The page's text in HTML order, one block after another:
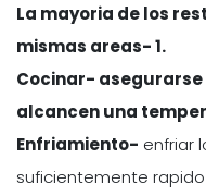
La mayoria de los
mismas areas- 1.
Cocinar-
alcancen una
Enfriamiento- enfriar
suficientemente